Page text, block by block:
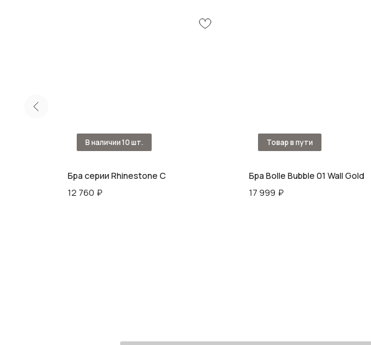
Бра серии Rhinestone C
12 760 ₽
Бра Bolle Bubble 01 Wall Gold
17 999 ₽